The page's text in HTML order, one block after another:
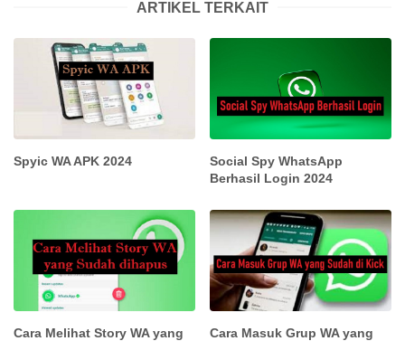
ARTIKEL TERKAIT
Spyic WA APK 2024
Social Spy WhatsApp
Berhasil Login 2024
Cara Melihat Story WA yang
Cara Masuk Grup WA yang